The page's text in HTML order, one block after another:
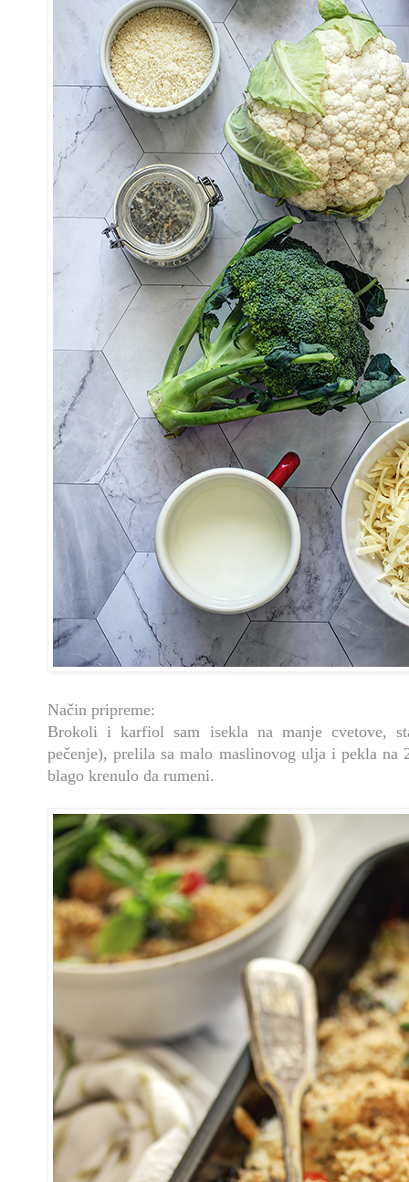
Način pripreme:
Brokoli i karfiol sam isekla na manje cvetove,
pečenje), prelila sa malo maslinovog ulja i pekla na
blago krenulo da rumeni.